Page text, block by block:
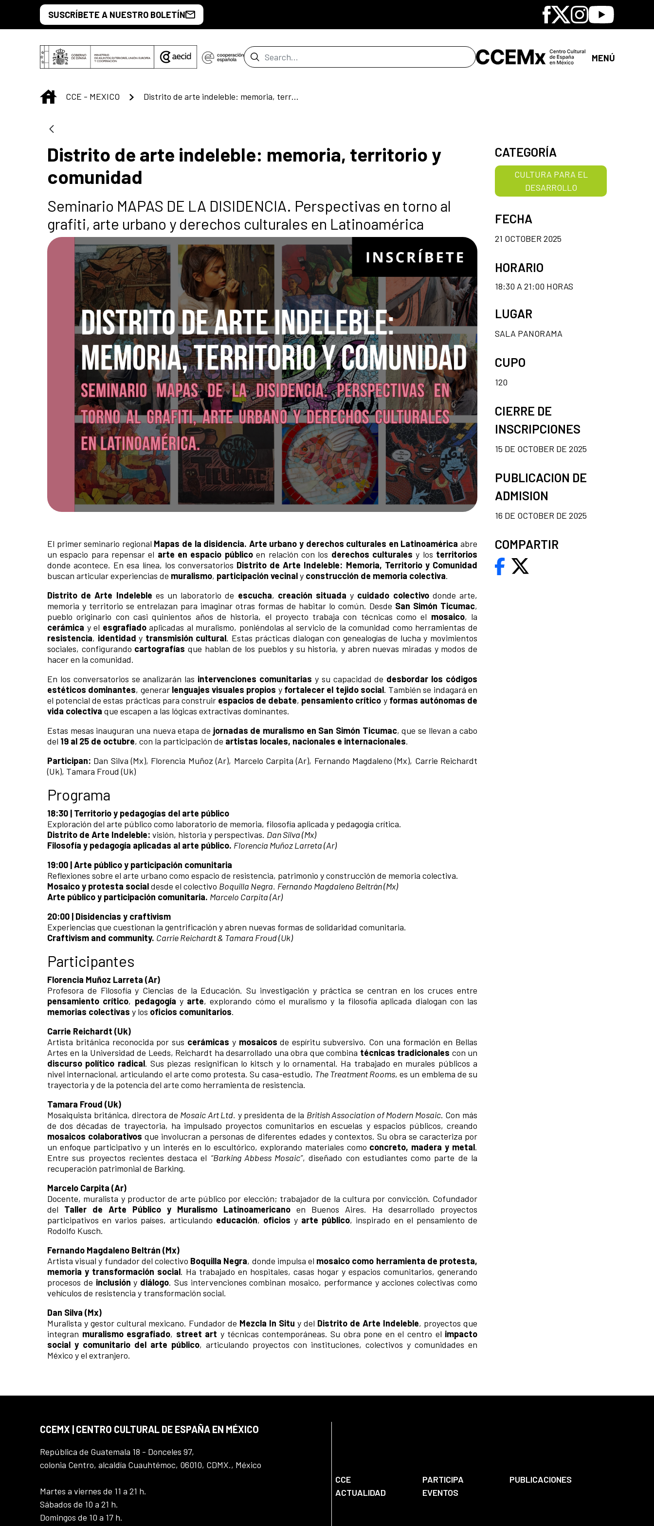
Skip to Main ContentSUSCRÍBETE A NUESTRO BOLETÍN Facebook
X Instagram
Youtube
Search Bar MENÚ
INICIO
CCE - MEXICO Distrito de arte indeleble: memoria, territorio y comunidad
Distrito de arte indeleble: memoria, territorio y
comunidad
Seminario MAPAS DE LA DISIDENCIA. Perspectivas en torno al
grafiti, arte urbano y derechos culturales en Latinoamérica
El primer seminario regional Mapas de la disidencia. Arte urbano y derechos culturales en Latinoamérica abre
un espacio para repensar el arte en espacio públicoen relación con los derechos culturales y los territorios
donde acontece. En esa línea, los conversatorios Distrito de Arte Indeleble: Memoria, Territorio y Comunidad
buscan articular experiencias de muralismo, participación vecinaly construcción de memoria colectiva.
Distrito de Arte Indeleble es un laboratorio de escucha, creación situada y cuidado colectivodonde arte,
memoria y territorio se entrelazan para imaginar otras formas de habitar lo común. Desde San Simón Ticumac,
pueblo originario con casi quinientos años de historia, el proyecto trabaja con técnicas como el mosaico, la
cerámica y el esgrafiadoaplicadas al muralismo, poniéndolas al servicio de la comunidad como herramientas de
resistencia, identidad y transmisión cultural. Estas prácticas dialogan con genealogías de lucha y movimientos
sociales, configurando cartografías que hablan de los pueblos y su historia, y abren nuevas miradas y modos de
hacer en la comunidad.
En los conversatorios se analizarán las intervenciones comunitarias y su capacidad de desbordar los códigos
estéticos dominantes, generar lenguajes visuales propios y fortalecer el tejido social. También se indagará en
el potencial de estas prácticas para construir espacios de debate, pensamiento crítico y formas autónomas de
vida colectiva que escapen a las lógicas extractivas dominantes.
Estas mesas inauguran una nueva etapa de jornadas de muralismo en San Simón Ticumac, que se llevan a cabo
del 19 al 25 de octubre, con la participación de artistas locales, nacionales e internacionales.
Participan: Dan Silva (Mx), Florencia Muñoz (Ar), Marcelo Carpita (Ar), Fernando Magdaleno (Mx), Carrie Reichardt
(Uk), Tamara Froud (Uk)
Programa
18:30 | Territorio y pedagogías del arte público
Exploración del arte público como laboratorio de memoria, filosofía aplicada y pedagogía crítica.
Distrito de Arte Indeleble: visión, historia y perspectivas. Dan Silva (Mx)
Filosofía y pedagogía aplicadas al arte público. Florencia Muñoz Larreta (Ar)
19:00 | Arte público y participación comunitaria
Reflexiones sobre el arte urbano como espacio de resistencia, patrimonio y construcción de memoria colectiva.
Mosaico y protesta socialdesde el colectivo Boquilla Negra. Fernando Magdaleno Beltrán (Mx)
Arte público y participación comunitaria. Marcelo Carpita (Ar)
20:00 | Disidencias y craftivism
Experiencias que cuestionan la gentrificación y abren nuevas formas de solidaridad comunitaria.
Craftivism and community. Carrie Reichardt & Tamara Froud (Uk)
Participantes
Florencia Muñoz Larreta (Ar)
Profesora de Filosofía y Ciencias de la Educación. Su investigación y práctica se centran en los cruces entre
pensamiento crítico, pedagogía y arte, explorando cómo el muralismo y la filosofía aplicada dialogan con las
memorias colectivas y los oficios comunitarios.
Carrie Reichardt (Uk)
Artista británica reconocida por sus cerámicas y mosaicos de espíritu subversivo. Con una formación en Bellas
Artes en la Universidad de Leeds, Reichardt ha desarrollado una obra que combina técnicas tradicionales con un
discurso político radical. Sus piezas resignifican lo kitsch y lo ornamental. Ha trabajado en murales públicos a
nivel internacional, articulando el arte como protesta. Su casa-estudio, The Treatment Rooms, es un emblema de su
trayectoria y de la potencia del arte como herramienta de resistencia.
Tamara Froud (Uk)
Mosaiquista británica, directora de Mosaic Art Ltd. y presidenta de la British Association of Modern Mosaic. Con más
de dos décadas de trayectoria, ha impulsado proyectos comunitarios en escuelas y espacios públicos, creando
mosaicos colaborativos que involucran a personas de diferentes edades y contextos. Su obra se caracteriza por
un enfoque participativo y un interés en lo escultórico, explorando materiales como concreto, madera y metal.
Entre sus proyectos recientes destaca el “Barking Abbess Mosaic”, diseñado con estudiantes como parte de la
recuperación patrimonial de Barking.
Marcelo Carpita (Ar)
Docente, muralista y productor de arte público por elección; trabajador de la cultura por convicción. Cofundador
del Taller de Arte Público y Muralismo Latinoamericano en Buenos Aires. Ha desarrollado proyectos
participativos en varios países, articulando educación, oficios y arte público, inspirado en el pensamiento de
Rodolfo Kusch.
Fernando Magdaleno Beltrán (Mx)
Artista visual y fundador del colectivo Boquilla Negra, donde impulsa el mosaico como herramienta de protesta,
memoria y transformación social. Ha trabajado en hospitales, casas hogar y espacios comunitarios, generando
procesos de inclusión y diálogo. Sus intervenciones combinan mosaico, performance y acciones colectivas como
vehículos de resistencia y transformación social.
Dan Silva (Mx)
Muralista y gestor cultural mexicano. Fundador de Mezcla In Situ y del Distrito de Arte Indeleble, proyectos que
integran muralismo esgrafiado, street art y técnicas contemporáneas. Su obra pone en el centro el impacto
social y comunitario del arte público, articulando proyectos con instituciones, colectivos y comunidades en
México y el extranjero.
CATEGORÍA
CULTURA PARA EL
DESARROLLO
FECHA
21 OCTOBER 2025
HORARIO
18:30 A 21:00 HORAS
LUGAR
SALA PANORAMA
CUPO
120
CIERRE DE
INSCRIPCIONES
15 DE OCTOBER DE 2025
PUBLICACION DE
ADMISION
16 DE OCTOBER DE 2025
COMPARTIR
CCEMX | CENTRO CULTURAL DE ESPAÑA EN MÉXICO
República de Guatemala 18 - Donceles 97,
colonia Centro, alcaldía Cuauhtémoc, 06010, CDMX., México
Martes a viernes de 11 a 21 h.
Sábados de 10 a 21 h.
Domingos de 10 a 17 h.
CCE PARTICIPA
PUBLICACIONES
ACTUALIDAD
EVENTOS